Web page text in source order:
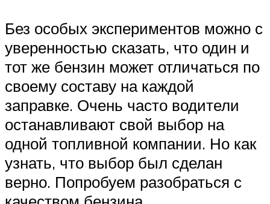
Без особых экспериментов можно с
уверенностью сказать, что один и
тот же бензин может отличаться по
своему составу на каждой
заправке. Очень часто водители
останавливают свой выбор на
одной топливной компании. Но как
узнать, что выбор был сделан
верно. Попробуем разобраться с